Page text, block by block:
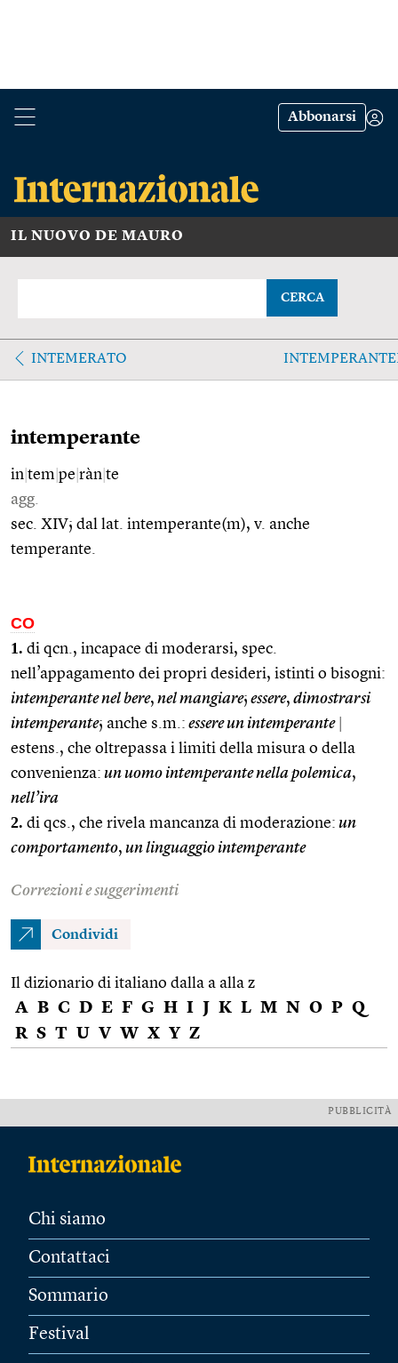
Abbonarsi
IL NUOVO DE MAURO
CERCA
INTEMERATO
intemperante
in tem pe ràn te
agg.
sec. XIV; dal lat. intemperante(m), v. anche
temperante.
CO
1. di qcn., incapace di moderarsi, spec.
nell’appagamento dei propri desideri, istinti o bisogni:
intemperante nel bere, nel mangiare; essere, dimostrarsi
intemperante; anche s.m.: essere un intemperante
estens., che oltrepassa i limiti della misura o della
convenienza: un uomo intemperante nella polemica,
nell’ira
2. di qcs., che rivela mancanza di moderazione: un
comportamento, un linguaggio intemperante
Correzioni e suggerimenti
Condividi
Il dizionario di italiano dalla a alla z
A B C D E F G H I J K L M N O P Q
R S T U V W X Y Z
PUBBLICITÀ
Chi siamo
Contattaci
Sommario
Festival